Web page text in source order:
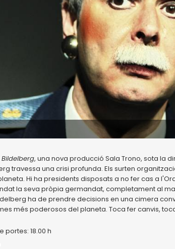
, una nova producció Sala Trono, sota la
travessa una crisi profunda. Els surten
Hi ha presidents disposats a no fer cas a
la seva pròpia germandat, completament al
ha de prendre decisions en una cimera
més poderosos del planeta. Toca fer canvis,
portes: 18.00 h